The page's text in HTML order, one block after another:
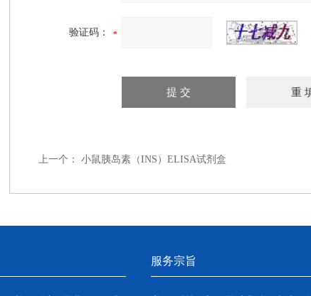
验证码：
上一个： 小鼠胰岛素（INS）ELISA试剂盒
服务宗旨